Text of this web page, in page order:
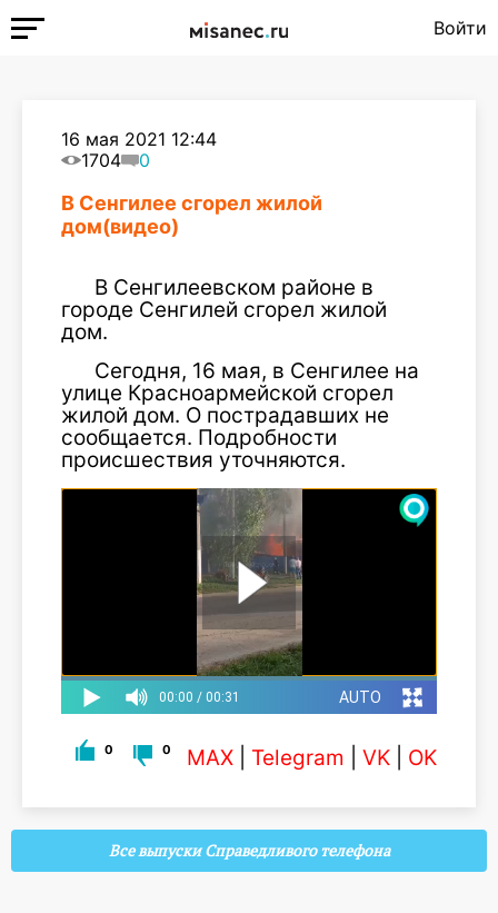
Войти
16 мая 2021 12:44
1704
0
В Сенгилее сгорел жилой
дом(видео)
В Сенгилеевском районе в
городе Сенгилей сгорел жилой
дом.
Сегодня, 16 мая, в Сенгилее на
улице Красноармейской сгорел
жилой дом. О пострадавших не
сообщается. Подробности
происшествия уточняются.
0 0 MAX Telegram VK OK
Все выпуски Справедливого телефона